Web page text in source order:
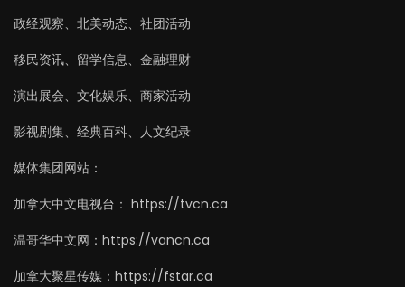
政经观察、北美动态、社团活动
移民资讯、留学信息、金融理财
演出展会、文化娱乐、商家活动
影视剧集、经典百科、人文纪录
媒体集团网站：
加拿大中文电视台： https://tvcn.ca
温哥华中文网：https://vancn.ca
加拿大聚星传媒：https://fstar.ca